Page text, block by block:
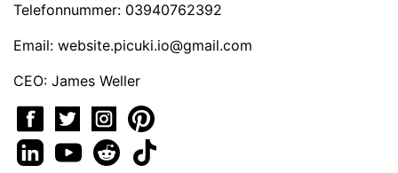
Telefonnummer: 03940762392
Email: website.picuki.io@gmail.com
CEO: James Weller